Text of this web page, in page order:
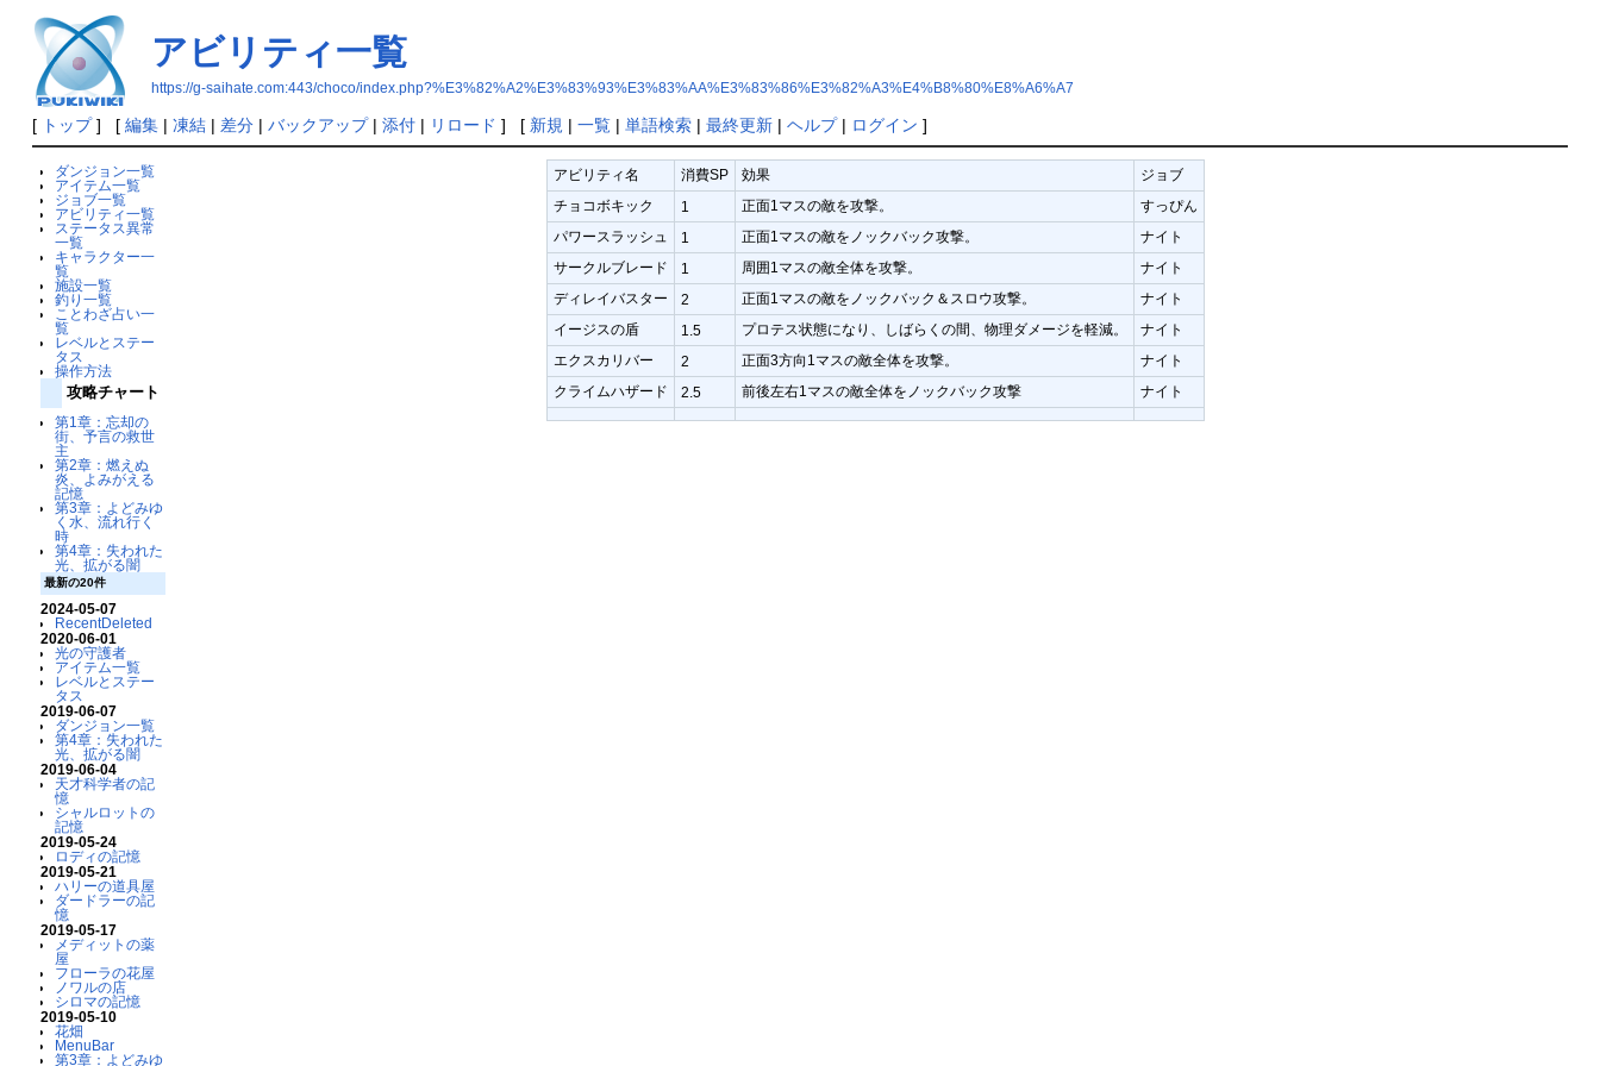
アビリティ一覧
https://g-saihate.com:443/choco/index.php?%E3%82%A2%E3%83%93%E3%83%AA%E3%83%86%E3%82%A3%E4%B8%80%E8%A6%A7
[ トップ] [ 編集| 凍結| 差分| バックアップ| 添付| リロード ] [ 新規 | 一覧| 単語検索| 最終更新| ヘルプ| ログイン ]
ダンジョン一覧
アイテム一覧
ジョブ一覧
アビリティ一覧
ステータス異常
一覧
キャラクター一
覧
施設一覧
釣り一覧
ことわざ占い一
覧
レベルとステー
タス
操作方法
攻略チャート
第1章：忘却の
街、予言の救世
主
第2章：燃えぬ
炎、よみがえる
記憶
第3章：よどみゆ
く水、流れ行く
時
第4章：失われた
光、拡がる闇
最新の20件
2024-05-07
RecentDeleted
2020-06-01
光の守護者
アイテム一覧
レベルとステー
タス
2019-06-07
ダンジョン一覧
第4章：失われた
光、拡がる闇
2019-06-04
天才科学者の記
憶
シャルロットの
記憶
2019-05-24
ロディの記憶
2019-05-21
ハリーの道具屋
ダードラーの記
憶
2019-05-17
メディットの薬
屋
フローラの花屋
ノワルの店
シロマの記憶
2019-05-10
花畑
MenuBar
第3章：よどみゆ
アビリティ名 消費SP 効果
ジョブ
チョコボキック
1 正面1マスの敵を攻撃。
すっぴん
パワースラッシュ
1 正面1マスの敵をノックバック攻撃。
ナイト
サークルブレード
1 周囲1マスの敵全体を攻撃。
ナイト
ディレイバスター
2 正面1マスの敵をノックバック＆スロウ攻撃。
ナイト
イージスの盾
1.5 プロテス状態になり、しばらくの間、物理ダメージを軽減。
ナイト
エクスカリバー
2 正面3方向1マスの敵全体を攻撃。
ナイト
クライムハザード
2.5 前後左右1マスの敵全体をノックバック攻撃 ナイト